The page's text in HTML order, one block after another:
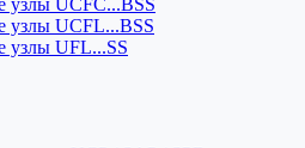
UCFC...BSS
UCFL...BSS
UFL...SS